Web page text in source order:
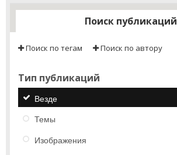
Поиск публикаций
Поиск по тегам Поиск по автору
Тип публикаций
Везде
Темы
Изображения